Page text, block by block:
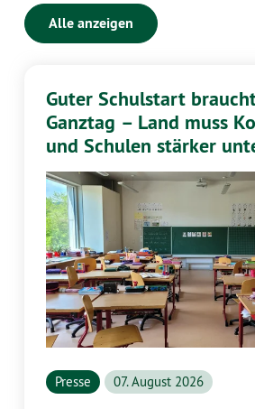
Alle anzeigen
Guter Schulstart
Ganztag – Land muss
und Schulen stärker
Presse 07. August 2026